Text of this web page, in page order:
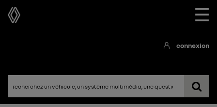
☰
connexion